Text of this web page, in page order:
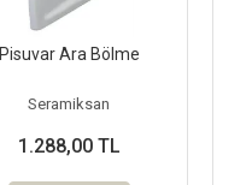
Pisuvar Ara Bölme
Seramiksan
1.288,00 TL